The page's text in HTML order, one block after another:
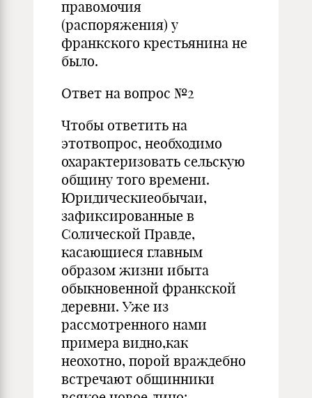
правомочия
(распоряжения) у
франкского крестьянина не
было.
Ответ на вопрос №2
Чтобы ответить на
этотвопрос, необходимо
охарактеризовать сельскую
общину того времени.
Юридическиеобычаи,
зафиксированные в
Солической Правде,
касающиеся главным
образом жизни ибыта
обыкновенной франкской
деревни. Уже из
рассмотренного нами
примера видно,как
неохотно, порой враждебно
встречают общинники